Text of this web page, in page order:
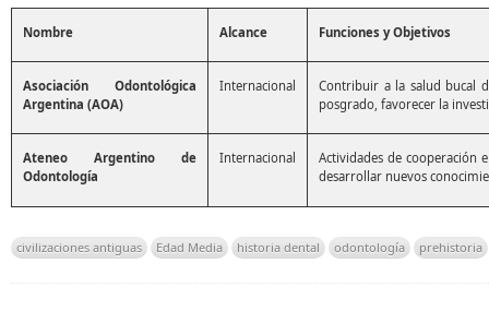
Nombre Alcance Funciones y Objetivos
Asociación Odontológica
Argentina (AOA)
Internacional
Contribuir a la salud bucal
posgrado, favorecer la
Ateneo Argentino de
Odontología
Internacional
Actividades de cooperación
desarrollar nuevos
civilizaciones antiguas Edad Media historia dental odontología prehistoria